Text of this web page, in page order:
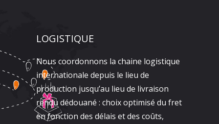
LOGISTIQUE
Nous coordonnons la chaine logistique
internationale depuis le lieu de
production jusqu’au lieu de livraison
rendu dédouané : choix optimisé du fret
en fonction des délais et des coûts,